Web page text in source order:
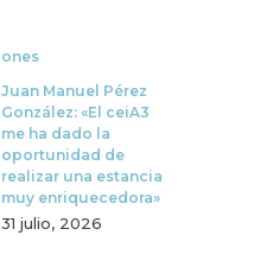
Juan Manuel Pérez
González: «El ceiA3
me ha dado la
oportunidad de
realizar una estancia
muy enriquecedora»
31 julio, 2026